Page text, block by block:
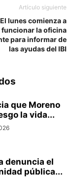
Artículo siguiente
El lunes comienza a
funcionar la oficina
para informar de
las ayudas del IBI
que Moreno
la vida...
denuncia el
pública...